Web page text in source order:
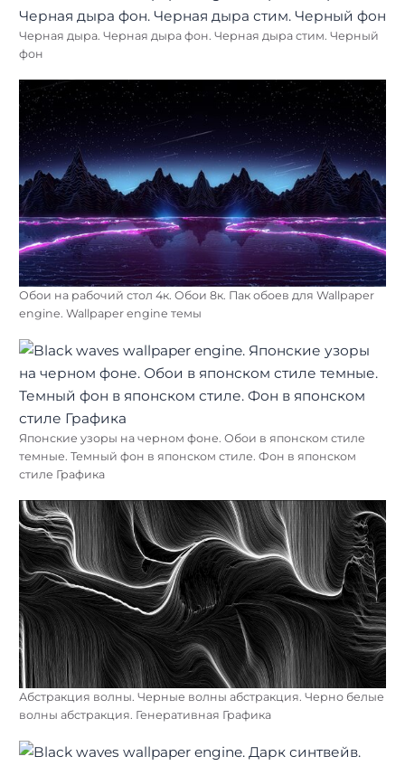
Черная дыра. Черная дыра фон. Черная дыра стим. Черный
фон
Обои на рабочий стол 4к. Обои 8к. Пак обоев для Wallpaper
engine. Wallpaper engine темы
Японские узоры на черном фоне. Обои в японском стиле
темные. Темный фон в японском стиле. Фон в японском
стиле Графика
Абстракция волны. Черные волны абстракция. Черно белые
волны абстракция. Генеративная Графика